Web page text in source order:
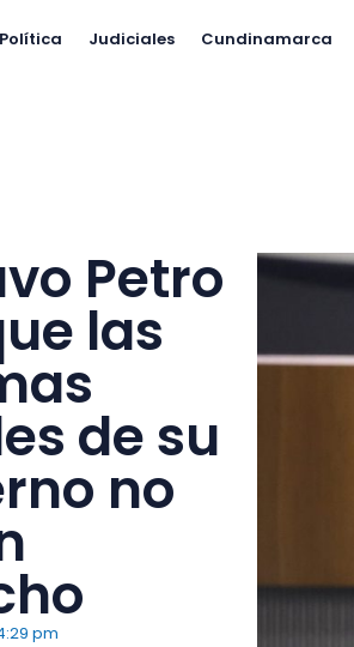
Política Judiciales Cundinamarca
Petro
las
de su
no
pm